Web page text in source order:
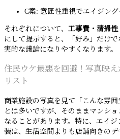
C案: 意匠性重視でエイジン
それぞれについて、 工事費・清掃
にして提示すると、「好み」だけ
実的な議論になりやすくなります。
住民ウケ最悪を回避！写真映
リスト
商業施設の写真を見て「こんな雰
とは多いですが、そのままマンシ
なることがあります。特に、エイ
装は、生活空間よりも店舗向きのデ